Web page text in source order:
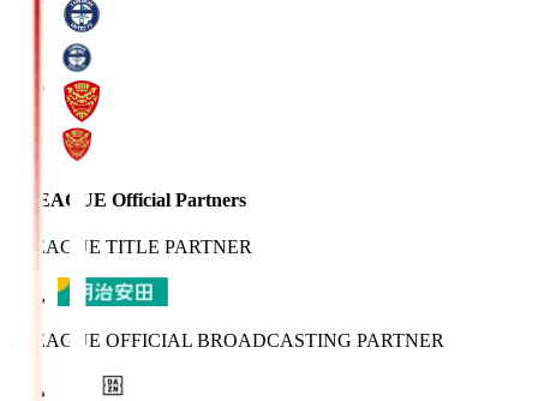
J.LEAGUE Official Partners
J.LEAGUE TITLE PARTNER
J.LEAGUE OFFICIAL BROADCASTING PARTNER